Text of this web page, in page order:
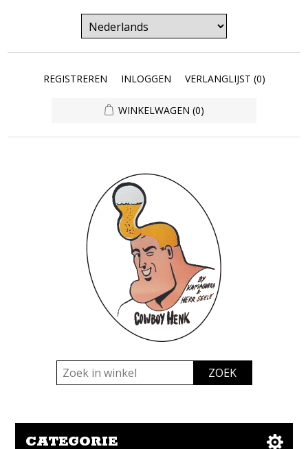
REGISTREREN INLOGGEN VERLANGLIJST (0)
WINKELWAGEN (0)
CATEGORIE